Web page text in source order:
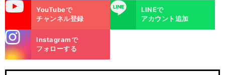
YouTubeで
チャンネル登録
LINE
LINEで
アカウント追加
m
Instagramで
フォローする